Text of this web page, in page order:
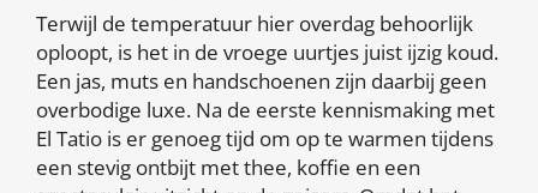
Terwijl de temperatuur hier overdag behoorlijk
oploopt, is het in de vroege uurtjes juist ijzig koud.
Een jas, muts en handschoenen zijn daarbij geen
overbodige luxe. Na de eerste kennismaking met
El Tatio is er genoeg tijd om op te warmen tijdens
een stevig ontbijt met thee, koffie en een